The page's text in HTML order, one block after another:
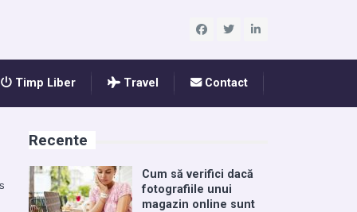
Timp Liber Travel Contact
Recente
Cum să verifici dacă
fotografiile unui
magazin online sunt